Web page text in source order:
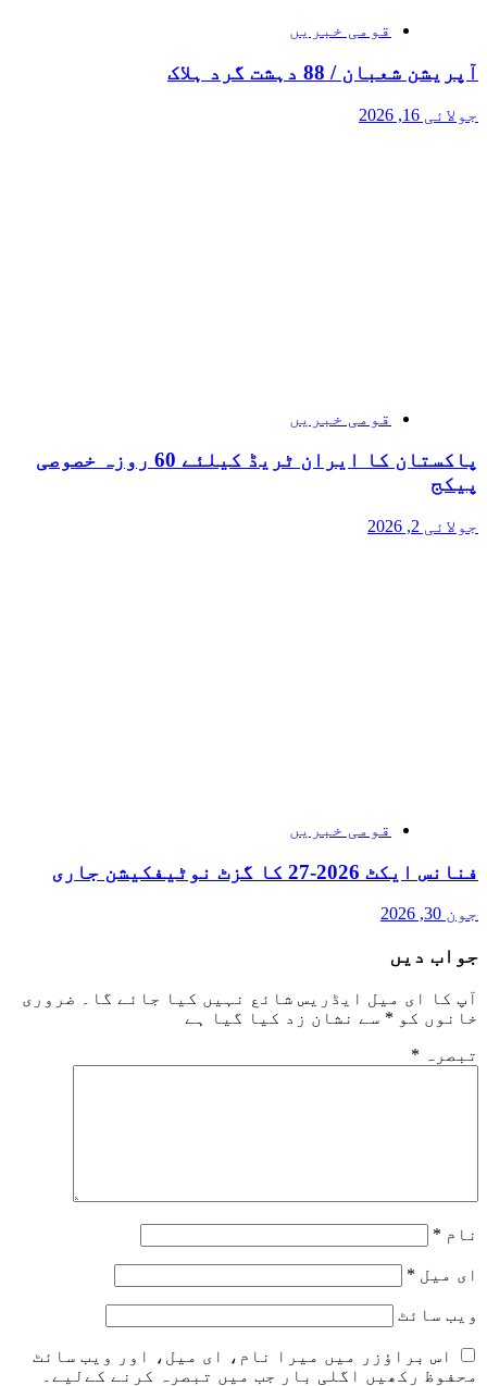
قومی خبریں
آپریشن شعبان / 88 دہشت گرد ہلاک
جولائی 16, 2026
قومی خبریں
پاکستان کا ایران ٹریڈ کیلئے 60 روزہ خصوصی
پیکج
جولائی 2, 2026
قومی خبریں
فنانس ایکٹ 2026-27 کا گزٹ نوٹیفکیشن جاری
جون 30, 2026
جواب دیں
آپ کا ای میل ایڈریس شائع نہیں کیا جائے گا۔
ضروری
خانوں کو * سے نشان زد کیا گیا ہے
تبصرہ *
نام *
ای میل *
ویب‌ سائٹ
اس براؤزر میں میرا نام، ای میل، اور ویب سائٹ
محفوظ رکھیں اگلی بار جب میں تبصرہ کرنے کےلیے۔